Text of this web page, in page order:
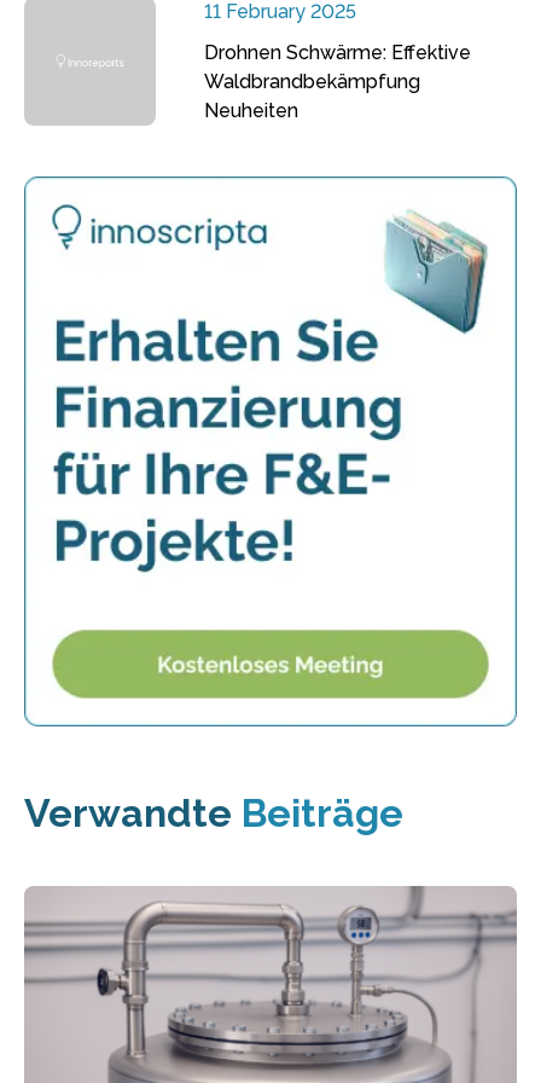
11 February 2025
Drohnen Schwärme: Effektive
Waldbrandbekämpfung
Neuheiten
Verwandte Beiträge